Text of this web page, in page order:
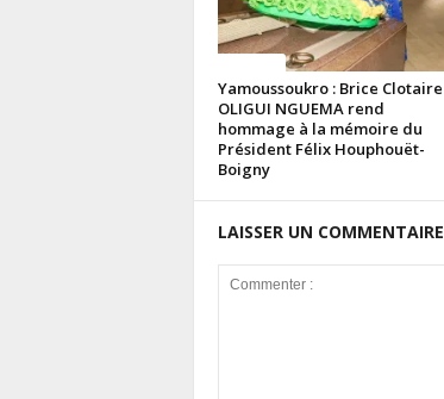
Yamoussoukro : Brice Clotaire
OLIGUI NGUEMA rend
hommage à la mémoire du
Président Félix Houphouët-
Boigny
LAISSER UN COMMENTAIRE